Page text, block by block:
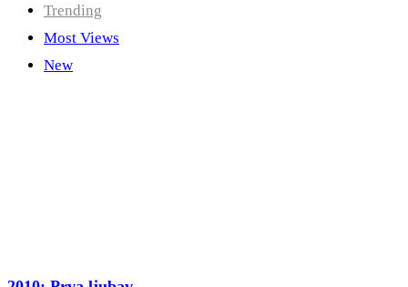
Trending
Most Views
New